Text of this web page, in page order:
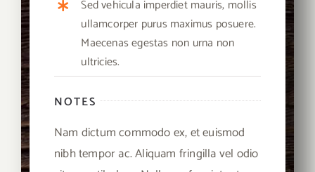
Sed vehicula imperdiet mauris, mollis
ullamcorper purus maximus posuere.
Maecenas egestas non urna non
ultricies.
NOTES
Nam dictum commodo ex, et euismod
nibh tempor ac. Aliquam fringilla vel odio